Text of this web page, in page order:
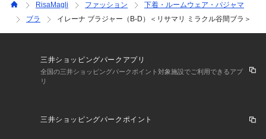
胸元の開いたお洋服を着る時に
＜商品仕様＞
・ワイヤーあり
・サイドボーンあり（樹脂製）
・取り外し可能パッド付属（片カップ各2枚・不織布製）
RisaMagli ファッション
下着・ルームウェア・パジャマ
ブラ
イレーナ ブラジャー（B-D）＜リサマリ ミラクル谷間ブラ＞
三井ショッピングパークアプリ
全国の三井ショッピングパークポイント対象施設でご利用できるアプ
リ
三井ショッピングパークポイント